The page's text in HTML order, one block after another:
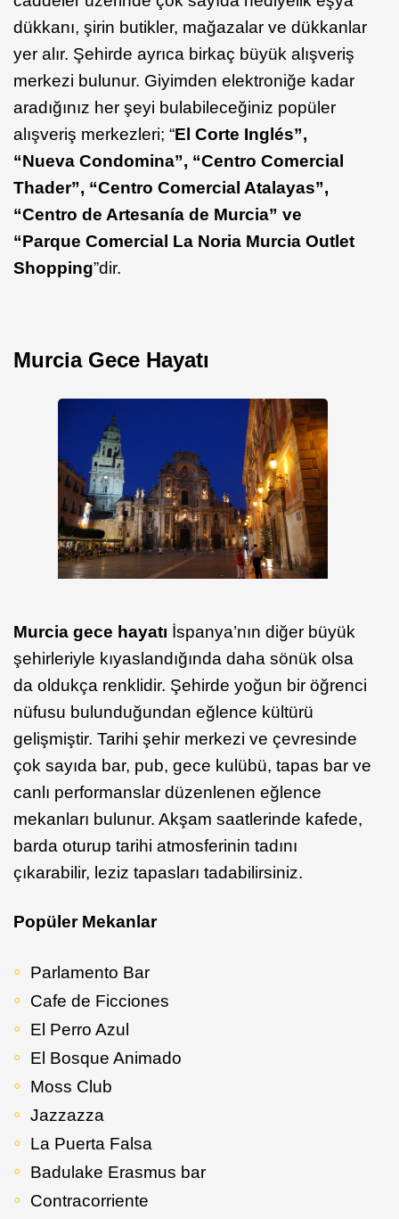
dükkanı, şirin butikler, mağazalar ve dükkanlar
yer alır. Şehirde ayrıca birkaç büyük alışveriş
merkezi bulunur. Giyimden elektroniğe kadar
aradığınız her şeyi bulabileceğiniz popüler
alışveriş merkezleri; “El Corte Inglés”,
“Nueva Condomina”, “Centro Comercial
Thader”, “Centro Comercial Atalayas”,
“Centro de Artesanía de Murcia” ve
“Parque Comercial La Noria Murcia Outlet
Shopping”dir.
Murcia Gece Hayatı
Murcia gece hayatı İspanya’nın diğer büyük
şehirleriyle kıyaslandığında daha sönük olsa
da oldukça renklidir. Şehirde yoğun bir öğrenci
nüfusu bulunduğundan eğlence kültürü
gelişmiştir. Tarihi şehir merkezi ve çevresinde
çok sayıda bar, pub, gece kulübü, tapas bar ve
canlı performanslar düzenlenen eğlence
mekanları bulunur. Akşam saatlerinde kafede,
barda oturup tarihi atmosferinin tadını
çıkarabilir, leziz tapasları tadabilirsiniz.
Popüler Mekanlar
Parlamento Bar
Cafe de Ficciones
El Perro Azul
El Bosque Animado
Moss Club
Jazzazza
La Puerta Falsa
Badulake Erasmus bar
Contracorriente